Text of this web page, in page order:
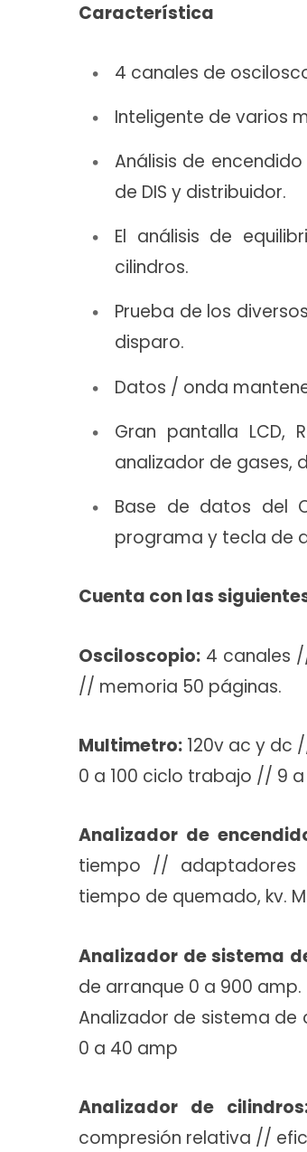
Característica
4 canales de
Inteligente de varios
Análisis de
de DIS y distribuidor.
El análisis de
cilindros.
Prueba de los
disparo.
Datos / onda
Gran pantalla LCD,
analizador de gases,
Base de datos del
programa y tecla de
Cuenta con las
Osciloscopio: 4 canales
// memoria 50 páginas.
Multimetro: 120v ac y dc
0 a 100 ciclo trabajo // 9
Analizador de
tiempo // adaptadores
tiempo de quemado, kv.
Analizador de sistema
de arranque 0 a 900 amp.
Analizador de sistema
0 a 40 amp
Analizador de
compresión relativa //